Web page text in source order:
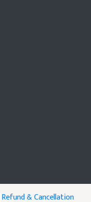
Refund & Cancellation